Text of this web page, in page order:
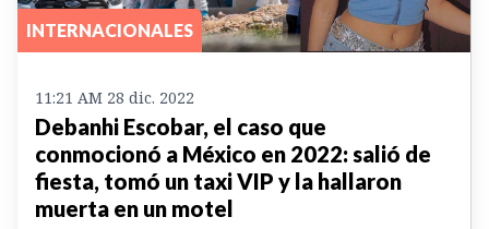
INTERNACIONALES
11:21 AM 28 dic. 2022
Debanhi Escobar, el caso que
conmocionó a México en 2022: salió de
fiesta, tomó un taxi VIP y la hallaron
muerta en un motel